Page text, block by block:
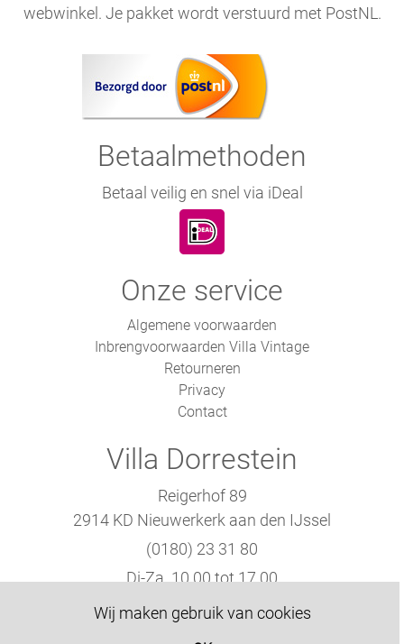
Wij maken gebruik van cookies
webwinkel. Je pakket wordt verstuurd met PostNL.
Betaalmethoden
Betaal veilig en snel via iDeal
Onze service
Algemene voorwaarden
Inbrengvoorwaarden Villa Vintage
Retourneren
Privacy
Contact
Villa Dorrestein
Reigerhof 89
2914 KD Nieuwerkerk aan den IJssel
(0180) 23 31 80
Di-Za. 10.00 tot 17.00